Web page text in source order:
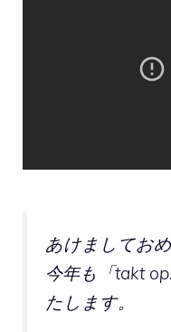
あけましてお
今年も「takt
たします。